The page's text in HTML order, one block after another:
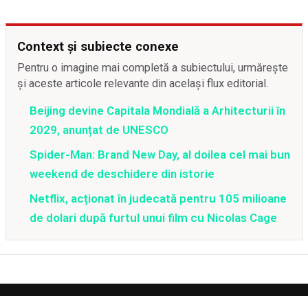
Context și subiecte conexe
Pentru o imagine mai completă a subiectului, urmărește
și aceste articole relevante din același flux editorial.
Beijing devine Capitala Mondială a Arhitecturii în
2029, anunțat de UNESCO
Spider-Man: Brand New Day, al doilea cel mai bun
weekend de deschidere din istorie
Netflix, acționat în judecată pentru 105 milioane
de dolari după furtul unui film cu Nicolas Cage